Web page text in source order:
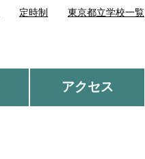
アクセス
東京都立学校一覧
定時制